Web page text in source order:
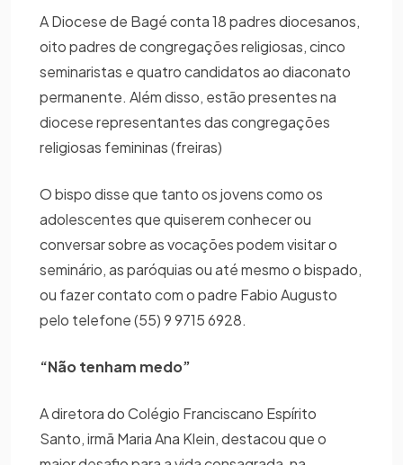
A Diocese de Bagé conta 18 padres diocesanos,
oito padres de congregações religiosas, cinco
seminaristas e quatro candidatos ao diaconato
permanente. Além disso, estão presentes na
diocese representantes das congregações
religiosas femininas (freiras)
O bispo disse que tanto os jovens como os
adolescentes que quiserem conhecer ou
conversar sobre as vocações podem visitar o
seminário, as paróquias ou até mesmo o bispado,
ou fazer contato com o padre Fabio Augusto
pelo telefone (55) 9 9715 6928.
“Não tenham medo”
A diretora do Colégio Franciscano Espírito
Santo, irmã Maria Ana Klein, destacou que o